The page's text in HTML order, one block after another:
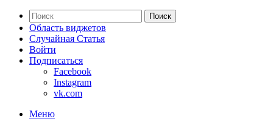
Поиск
Область виджетов
Случайная Статья
Войти
Подписаться
Facebook
Instagram
vk.com
Меню